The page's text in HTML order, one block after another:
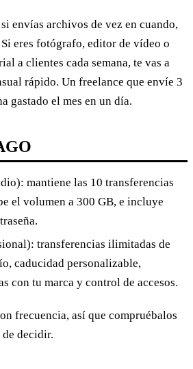
si envías archivos de vez en cuando,
eres fotógrafo, editor de vídeo o
a clientes cada semana, te vas a
rápido. Un freelance que envíe 3
gastado el mes en un día.
mantiene las 10 transferencias
el volumen a 300 GB, e incluye
transferencias ilimitadas de
caducidad personalizable,
con tu marca y control de accesos.
frecuencia, así que compruébalos
decidir.